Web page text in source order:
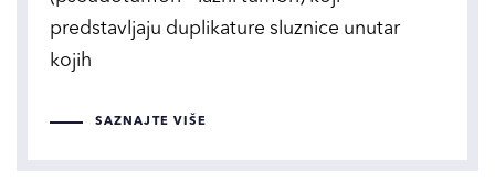
predstavljaju duplikature sluznice unutar
kojih
SAZNAJTE VIŠE